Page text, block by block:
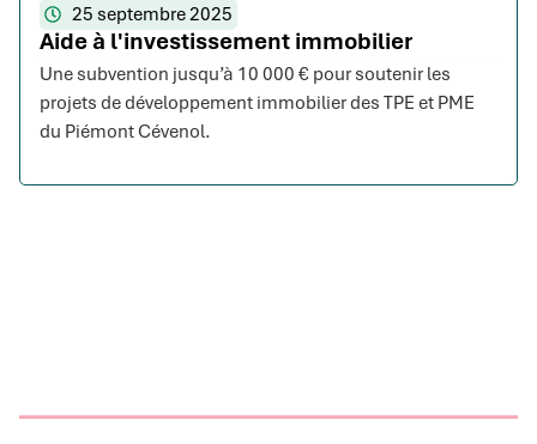
25 septembre 2025
Aide à l'investissement immobilier
Une subvention jusqu’à 10 000 € pour soutenir les
projets de développement immobilier des TPE et PME
du Piémont Cévenol.